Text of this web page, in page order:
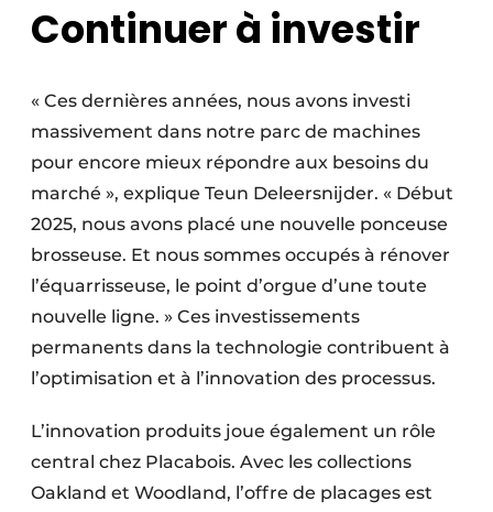
Continuer à investir
« Ces dernières années, nous avons investi
massivement dans notre parc de machines
pour encore mieux répondre aux besoins du
marché », explique Teun Deleersnijder. « Début
2025, nous avons placé une nouvelle ponceuse
brosseuse. Et nous sommes occupés à rénover
l’équarrisseuse, le point d’orgue d’une toute
nouvelle ligne. » Ces investissements
permanents dans la technologie contribuent à
l’optimisation et à l’innovation des processus.
L’innovation produits joue également un rôle
central chez Placabois. Avec les collections
Oakland et Woodland, l’offre de placages est